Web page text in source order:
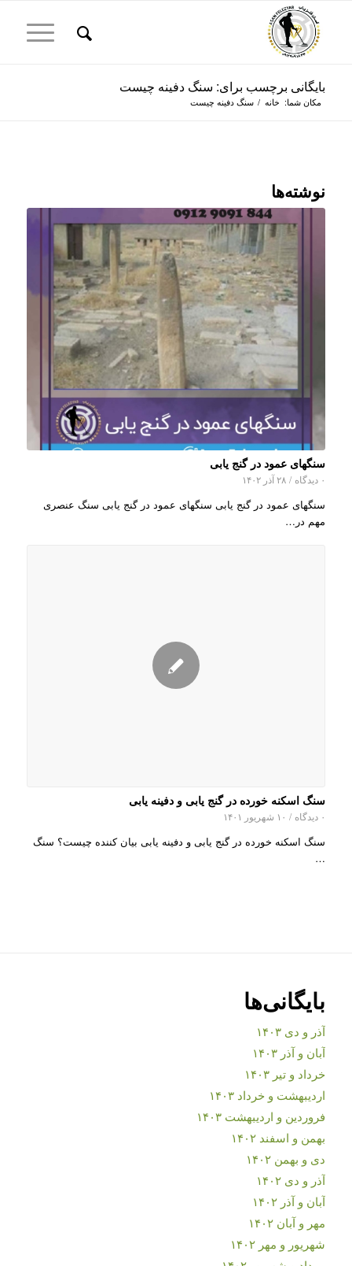
بایگانی برچسب برای: سنگ دفینه چیست
مکان شما: خانه / سنگ دفینه چیست
نوشته‌ها
سنگهای عمود در گنج یابی
۰ دیدگاه / ۲۸ آذر ۱۴۰۲
سنگهای عمود در گنج یابی سنگهای عمود در گنج یابی سنگ عنصری
مهم در…
سنگ اسکنه خورده در گنج یابی و دفینه یابی
۰ دیدگاه / ۱۰ شهریور ۱۴۰۱
سنگ اسکنه خورده در گنج یابی و دفینه یابی بیان کننده چیست؟ سنگ
…
بایگانی‌ها
آذر و دی ۱۴۰۳
آبان و آذر ۱۴۰۳
خرداد و تیر ۱۴۰۳
اردیبهشت و خرداد ۱۴۰۳
فروردین و اردیبهشت ۱۴۰۳
بهمن و اسفند ۱۴۰۲
دی و بهمن ۱۴۰۲
آذر و دی ۱۴۰۲
آبان و آذر ۱۴۰۲
مهر و آبان ۱۴۰۲
شهریور و مهر ۱۴۰۲